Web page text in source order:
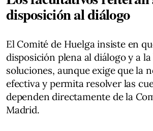
disposición al diálogo
El Comité de Huelga insiste en
disposición plena al diálogo y a la
soluciones, aunque exige que la
efectiva y permita resolver las
dependen directamente de la
Madrid.